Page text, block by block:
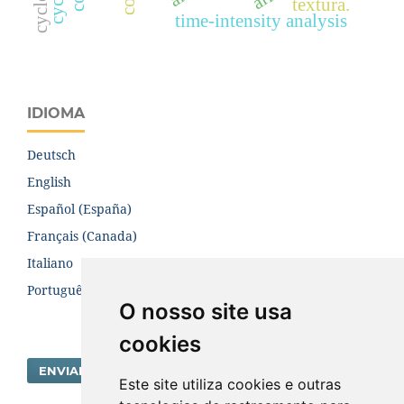
O nosso site usa
cookies
Este site utiliza cookies e outras
time-intensity analysis
textura.
IDIOMA
Deutsch
English
Español (España)
Français (Canada)
Italiano
Português (Brasil)
ENVIAR SUBMISSÃO